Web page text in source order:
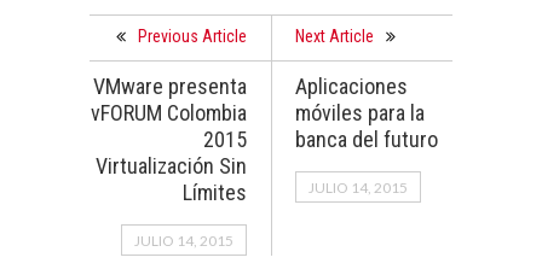
Previous Article
VMware presenta
vFORUM Colombia
2015
Virtualización Sin
Límites
JULIO 14, 2015
Next Article
Aplicaciones
móviles para la
banca del futuro
JULIO 14, 2015